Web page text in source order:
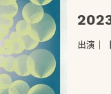
出演｜